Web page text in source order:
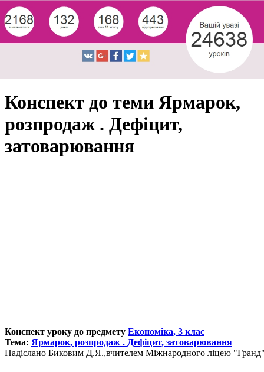
Конспект до теми Ярмарок,
розпродаж . Дефіцит,
затоварювання
Конспект уроку до предмету Економіка, 3 клас
Тема: Ярмарок, розпродаж . Дефіцит, затоварювання
Надіслано Биковим Д.Я.,вчителем Міжнародного ліцею